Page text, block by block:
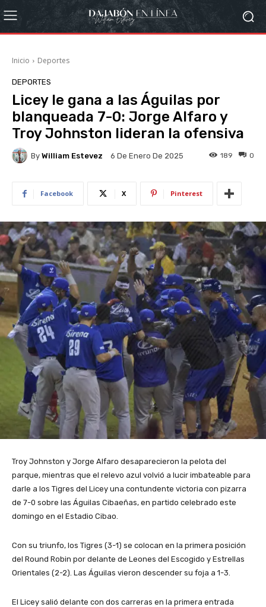
Inicio Deportes
DEPORTES
Licey le gana a las Águilas por
blanqueada 7-0: Jorge Alfaro y
Troy Johnston lideran la ofensiva
By William Estevez 6 De Enero De 2025 0
189
Facebook X Pinterest
Troy Johnston y Jorge Alfaro desaparecieron la pelota del
parque, mientras que el relevo azul volvió a lucir imbateable para
darle a los Tigres del Licey una contundente victoria con pizarra
de 7-0 sobre las Águilas Cibaeñas, en partido celebrado este
domingo en el Estadio Cibao.
Con su triunfo, los Tigres (3-1) se colocan en la primera posición
del Round Robin por delante de Leones del Escogido y Estrellas
Orientales (2-2). Las Águilas vieron descender su foja a 1-3.
El Licey salió delante con dos carreras en la primera entrada